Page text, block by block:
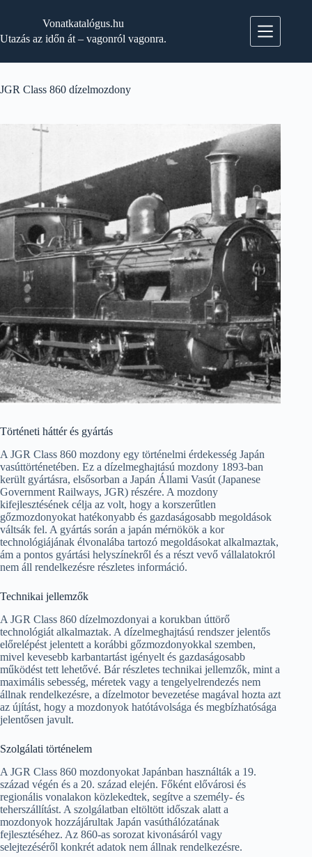
Vonatkatalógus.hu
Utazás az időn át – vagonról vagonra.
JGR Class 860 dízelmozdony
Történeti háttér és gyártás
A JGR Class 860 mozdony egy történelmi érdekesség Japán
vasúttörténetében. Ez a dízelmeghajtású mozdony 1893-ban
került gyártásra, elsősorban a Japán Állami Vasút (Japanese
Government Railways, JGR) részére. A mozdony
kifejlesztésének célja az volt, hogy a korszerűtlen
gőzmozdonyokat hatékonyabb és gazdaságosabb megoldások
váltsák fel. A gyártás során a japán mérnökök a kor
technológiájának élvonalába tartozó megoldásokat alkalmaztak,
ám a pontos gyártási helyszínekről és a részt vevő vállalatokról
nem áll rendelkezésre részletes információ.
Technikai jellemzők
A JGR Class 860 dízelmozdonyai a korukban úttörő
technológiát alkalmaztak. A dízelmeghajtású rendszer jelentős
előrelépést jelentett a korábbi gőzmozdonyokkal szemben,
mivel kevesebb karbantartást igényelt és gazdaságosabb
működést tett lehetővé. Bár részletes technikai jellemzők, mint a
maximális sebesség, méretek vagy a tengelyelrendezés nem
állnak rendelkezésre, a dízelmotor bevezetése magával hozta azt
az újítást, hogy a mozdonyok hatótávolsága és megbízhatósága
jelentősen javult.
Szolgálati történelem
A JGR Class 860 mozdonyokat Japánban használták a 19.
század végén és a 20. század elején. Főként elővárosi és
regionális vonalakon közlekedtek, segítve a személy- és
teherszállítást. A szolgálatban eltöltött időszak alatt a
mozdonyok hozzájárultak Japán vasúthálózatának
fejlesztéséhez. Az 860-as sorozat kivonásáról vagy
selejtezéséről konkrét adatok nem állnak rendelkezésre.